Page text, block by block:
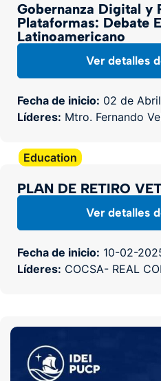
Gobernanza Digital y
Plataformas: Debate
Latinoamericano
Ver detalles
Fecha de inicio: 02 de
Líderes: Mtro. Fernando
Education
PLAN DE RETIRO
Ver detalles
Fecha de inicio: 10-02-
Líderes: COCSA- REAL